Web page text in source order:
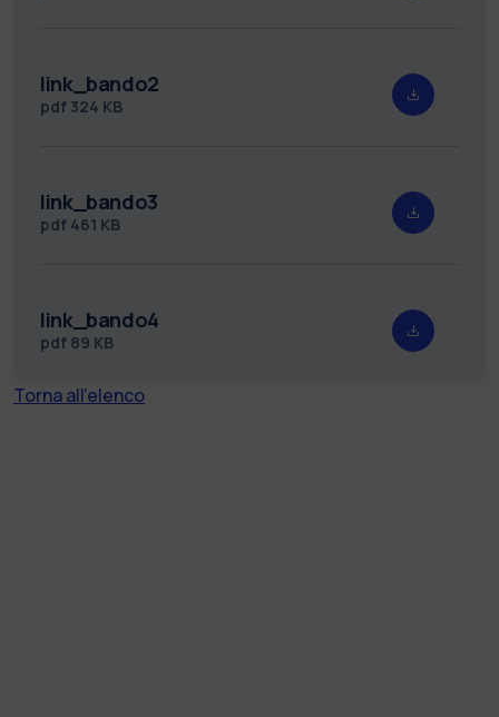
link_bando2
pdf 324 KB
link_bando3
pdf 461 KB
link_bando4
pdf 89 KB
Torna all'elenco